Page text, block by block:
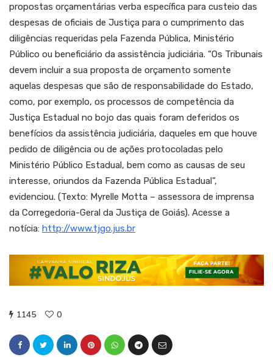
propostas orçamentárias verba específica para custeio das
despesas de oficiais de Justiça para o cumprimento das
diligências requeridas pela Fazenda Pública, Ministério
Público ou beneficiário da assistência judiciária. “Os Tribunais
devem incluir a sua proposta de orçamento somente
aquelas despesas que são de responsabilidade do Estado,
como, por exemplo, os processos de competência da
Justiça Estadual no bojo das quais foram deferidos os
benefícios da assistência judiciária, daqueles em que houve
pedido de diligência ou de ações protocoladas pelo
Ministério Público Estadual, bem como as causas de seu
interesse, oriundos da Fazenda Pública Estadual”,
evidenciou. (Texto: Myrelle Motta – assessora de imprensa
da Corregedoria-Geral da Justiça de Goiás). Acesse a
notícia: http://www.tjgo.jus.br
1145 0